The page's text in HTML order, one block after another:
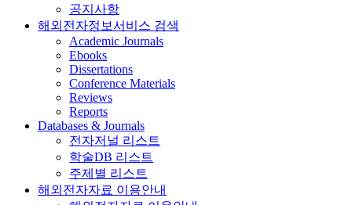
공지사항
해외전자정보서비스 검색
Academic Journals
Ebooks
Dissertations
Conference Materials
Reviews
Reports
Databases & Journals
전자저널 리스트
학술DB 리스트
주제별 리스트
해외전자자료 이용안내